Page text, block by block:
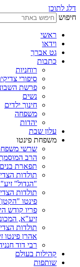
דלג לתוכן
חיפוש
ראשי
וידאו
גט אברך
כתבות
רוחניות
סיפורי
פרשת
נשים
חינוך ילדים
משפחה
יהדות
עלון שבת
משפחת פינטו
שרשי
הרב המוסמך
תפארת בנים
תולדות
"הגדול"
תולדות
פינטו
פריו קודש
זיע"א,
תולדות
אהרן פינטו
רבי דוד
קהילות בעולם
שותפות